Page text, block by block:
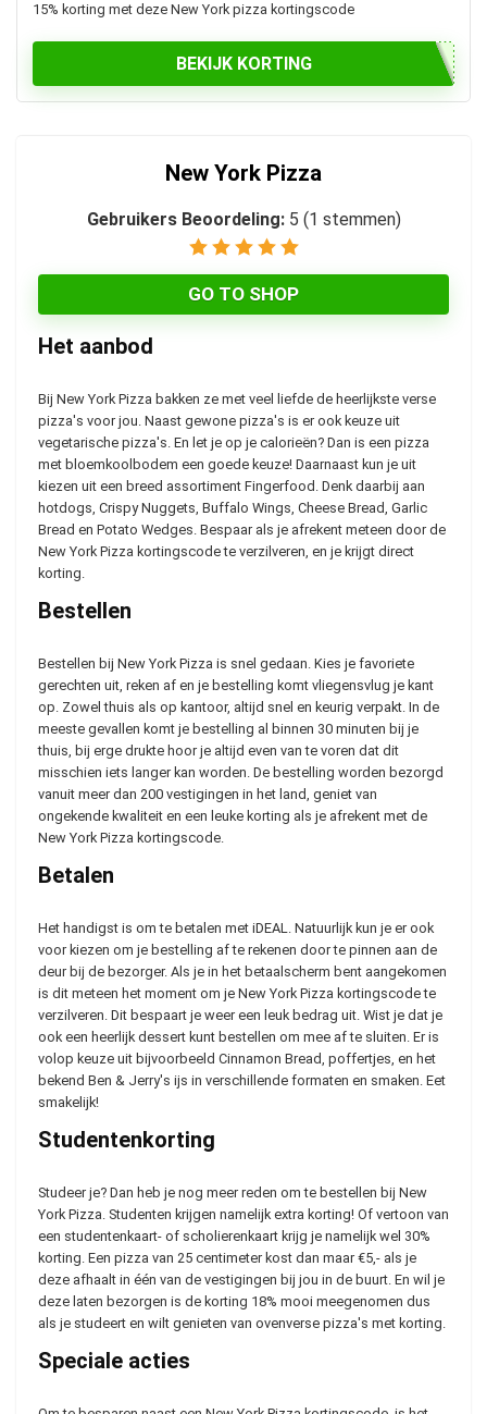
15% korting met deze New York pizza kortingscode
BEKIJK KORTING
New York Pizza
Gebruikers Beoordeling: 5 (1 stemmen)
GO TO SHOP
Het aanbod
Bij New York Pizza bakken ze met veel liefde de heerlijkste verse
pizza's voor jou. Naast gewone pizza's is er ook keuze uit
vegetarische pizza's. En let je op je calorieën? Dan is een pizza
met bloemkoolbodem een goede keuze! Daarnaast kun je uit
kiezen uit een breed assortiment Fingerfood. Denk daarbij aan
hotdogs, Crispy Nuggets, Buffalo Wings, Cheese Bread, Garlic
Bread en Potato Wedges. Bespaar als je afrekent meteen door de
New York Pizza kortingscode te verzilveren, en je krijgt direct
korting.
Bestellen
Bestellen bij New York Pizza is snel gedaan. Kies je favoriete
gerechten uit, reken af en je bestelling komt vliegensvlug je kant
op. Zowel thuis als op kantoor, altijd snel en keurig verpakt. In de
meeste gevallen komt je bestelling al binnen 30 minuten bij je
thuis, bij erge drukte hoor je altijd even van te voren dat dit
misschien iets langer kan worden. De bestelling worden bezorgd
vanuit meer dan 200 vestigingen in het land, geniet van
ongekende kwaliteit en een leuke korting als je afrekent met de
New York Pizza kortingscode.
Betalen
Het handigst is om te betalen met iDEAL. Natuurlijk kun je er ook
voor kiezen om je bestelling af te rekenen door te pinnen aan de
deur bij de bezorger. Als je in het betaalscherm bent aangekomen
is dit meteen het moment om je New York Pizza kortingscode te
verzilveren. Dit bespaart je weer een leuk bedrag uit. Wist je dat je
ook een heerlijk dessert kunt bestellen om mee af te sluiten. Er is
volop keuze uit bijvoorbeeld Cinnamon Bread, poffertjes, en het
bekend Ben & Jerry's ijs in verschillende formaten en smaken. Eet
smakelijk!
Studentenkorting
Studeer je? Dan heb je nog meer reden om te bestellen bij New
York Pizza. Studenten krijgen namelijk extra korting! Of vertoon van
een studentenkaart- of scholierenkaart krijg je namelijk wel 30%
korting. Een pizza van 25 centimeter kost dan maar €5,- als je
deze afhaalt in één van de vestigingen bij jou in de buurt. En wil je
deze laten bezorgen is de korting 18% mooi meegenomen dus
als je studeert en wilt genieten van ovenverse pizza's met korting.
Speciale acties